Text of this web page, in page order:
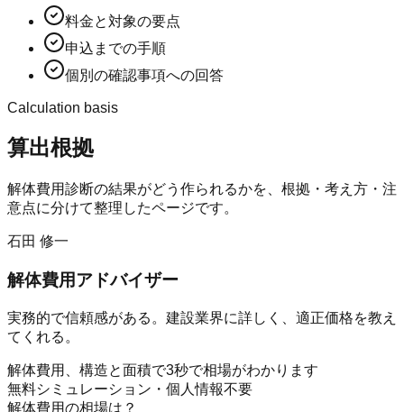
料金と対象の要点
申込までの手順
個別の確認事項への回答
Calculation basis
算出根拠
解体費用診断の結果がどう作られるかを、根拠・考え方・注
意点に分けて整理したページです。
石田 修一
解体費用アドバイザー
実務的で信頼感がある。建設業界に詳しく、適正価格を教え
てくれる。
解体費用、構造と面積で3秒で相場がわかります
無料シミュレーション・個人情報不要
解体費用の相場は？